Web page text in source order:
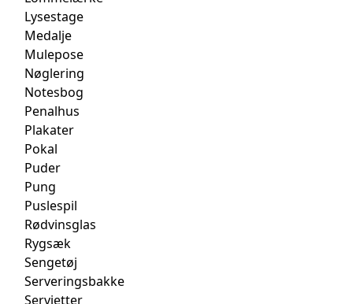
Lysestage
Medalje
Mulepose
Nøglering
Notesbog
Penalhus
Plakater
Pokal
Puder
Pung
Puslespil
Rødvinsglas
Rygsæk
Sengetøj
Serveringsbakke
Servietter